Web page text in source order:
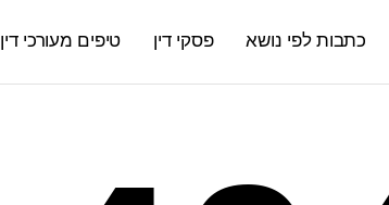
כתבות לפי נושא פסקי דין טיפים מעורכי דין